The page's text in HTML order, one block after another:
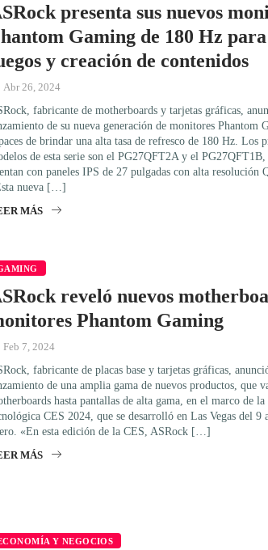
presenta sus nuevos
Gaming de 180 Hz para
y creación de contenidos
Abr 26, 2024
fabricante de motherboards y tarjetas gráficas,
de su nueva generación de monitores Phantom
de brindar una alta tasa de refresco de 180 Hz. Los
de esta serie son el PG27QFT2A y el PG27QFT1B,
con paneles IPS de 27 pulgadas con alta resolución
nueva […]
MÁS
reveló nuevos
Phantom Gaming
Feb 7, 2024
fabricante de placas base y tarjetas gráficas,
de una amplia gama de nuevos productos, que
hasta pantallas de alta gama, en el marco de
CES 2024, que se desarrolló en Las Vegas del 9
«En esta edición de la CES, ASRock […]
MÁS
Y NEGOCIOS